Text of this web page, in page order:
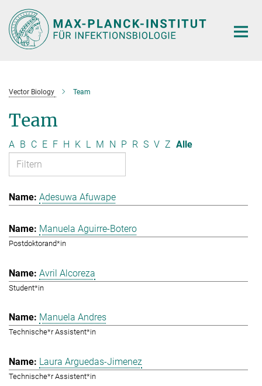
Hauptinhalt
Vector Biology Team
Team
A B C E F H K L M N P R S V Z Alle
Adesuwa Afuwape
Manuela Aguirre-Botero
Postdoktorand*in
Avril Alcoreza
Student*in
Manuela Andres
Technische*r Assistent*in
Laura Arguedas-Jimenez
Technische*r Assistent*in